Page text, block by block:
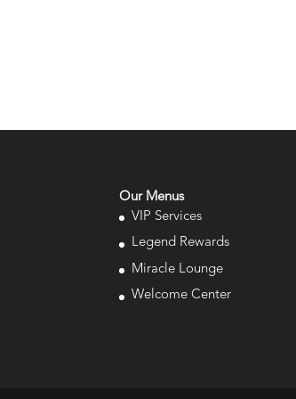
Our Menus
VIP Services
Legend Rewards
Miracle Lounge
Welcome Center